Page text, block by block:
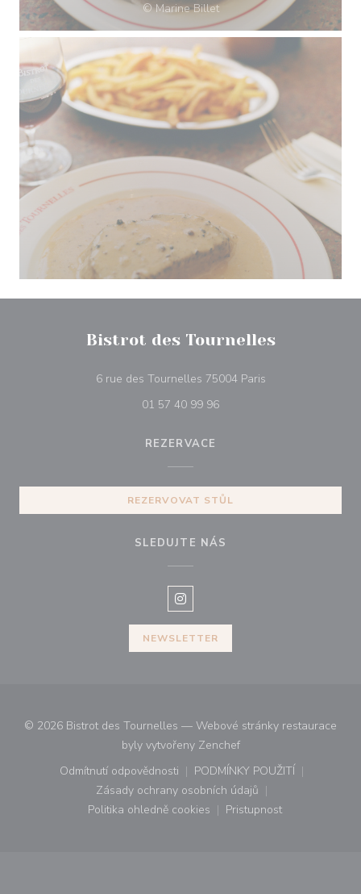
© Marine Billet
Bistrot des Tournelles
6 rue des Tournelles 75004 Paris((otevře se v
01 57 40 99 96
REZERVACE
REZERVOVAT STŮL
SLEDUJTE NÁS
Instagram ((otevře se v novém
NEWSLETTER
© 2026 Bistrot des Tournelles — Webové stránky restaurace
byly vytvořeny Zenchef((otevře se v novém
Odmítnutí odpovědnosti
((otevře se v novém okně))
PODMÍNKY POUŽITÍ
((otevře se v novém
Zásady ochrany osobních údajů
((otevře se v novém okně))
Politika ohledně cookies
((otevře se v novém okně))
Pristupnost
((otevře se v novém